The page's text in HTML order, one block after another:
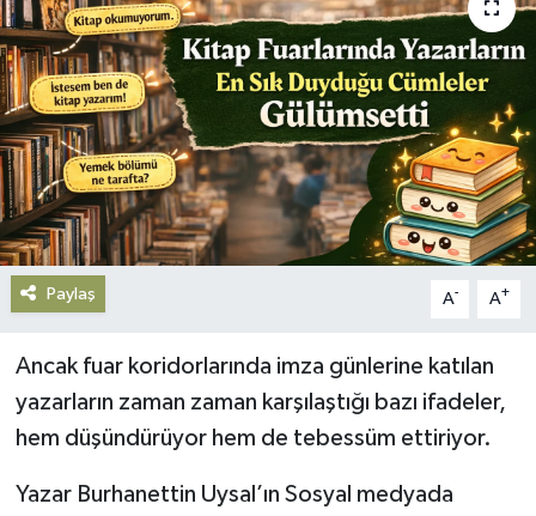
Paylaş A- A+
Ancak fuar koridorlarında imza günlerine katılan
yazarların zaman zaman karşılaştığı bazı ifadeler,
hem düşündürüyor hem de tebessüm ettiriyor.
Yazar Burhanettin Uysal’ın Sosyal medyada
Gündem
Haberde İnsan
Kültür-Sanat
Magazin
Podcast
Sağlık
Siyaset